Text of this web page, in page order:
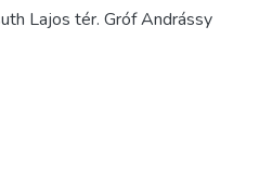
Lajos tér. Gróf Andrássy